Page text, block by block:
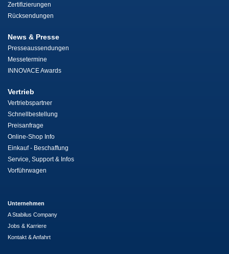
Zertifizierungen
Rücksendungen
News & Presse
Presseaussendungen
Messetermine
INNOVACE Awards
Vertrieb
Vertriebspartner
Schnellbestellung
Preisanfrage
Online-Shop Info
Einkauf - Beschaffung
Service, Support & Infos
Vorführwagen
Unternehmen
A Stabilus Company
Jobs & Karriere
Kontakt & Anfahrt